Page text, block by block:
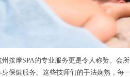
摩SPA的专业服务更是令人称赞。会所
保健服务。这些技师们的手法娴熟，